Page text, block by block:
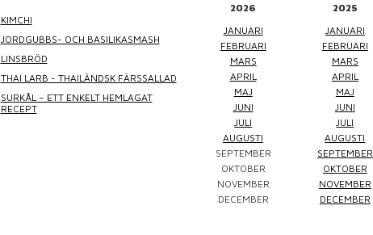
WINEFLUENCER
Elke Jung
KIMCHI
JORDGUBBS- OCH BASILIKASMASH
LINSBRÖD
THAI LARB - THAILÄNDSK FÄRSSALLAD
SURKÅL – ETT ENKELT HEMLAGAT
RECEPT
2026
JANUARI
FEBRUARI
MARS
APRIL
MAJ
JUNI
JULI
AUGUSTI
SEPTEMBER
OKTOBER
NOVEMBER
DECEMBER
2025
JANUARI
FEBRUARI
MARS
APRIL
MAJ
JUNI
JULI
AUGUSTI
SEPTEMBER
OKTOBER
NOVEMBER
DECEMBER